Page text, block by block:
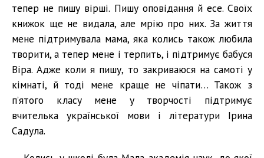
тепер не пишу вірші. Пишу оповідання й есе. Своїх
книжок ще не видала, але мрію про них. За життя
мене підтримувала мама, яка колись також любила
творити, а тепер мене і терпить, і підтримує бабуся
Віра. Адже коли я пишу, то закриваюся на самоті у
кімнаті, й тоді мене краще не чіпати… Також з
п’ятого класу мене у творчості підтримує
вчителька української мови і літератури Ірина
Садула.